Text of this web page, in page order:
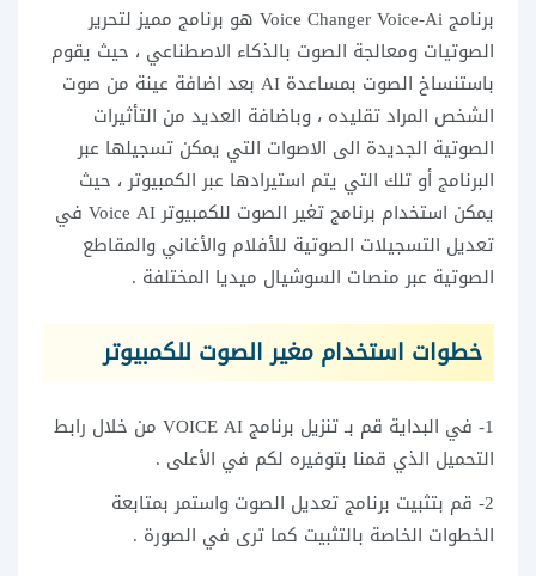
برنامج Voice Changer Voice-Ai هو برنامج مميز لتحرير
الصوتيات ومعالجة الصوت بالذكاء الاصطناعي ، حيث يقوم
باستنساخ الصوت بمساعدة AI بعد اضافة عينة من صوت
الشخص المراد تقليده ، وباضافة العديد من التأثيرات
الصوتية الجديدة الى الاصوات التي يمكن تسجيلها عبر
البرنامج أو تلك التي يتم استيرادها عبر الكمبيوتر ، حيث
يمكن استخدام برنامج تغير الصوت للكمبيوتر Voice AI في
تعديل التسجيلات الصوتية للأفلام والأغاني والمقاطع
الصوتية عبر منصات السوشيال ميديا المختلفة .
خطوات استخدام مغير الصوت للكمبيوتر
1- في البداية قم بـ تنزيل برنامج VOICE AI من خلال رابط
التحميل الذي قمنا بتوفيره لكم في الأعلى .
2- قم بتثبيت برنامج تعديل الصوت واستمر بمتابعة
الخطوات الخاصة بالتثبيت كما ترى في الصورة .